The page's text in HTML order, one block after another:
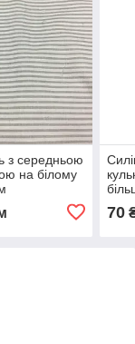
з середньою
на білому
70